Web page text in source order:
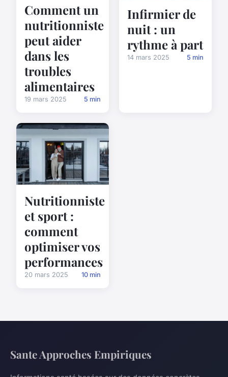
Comment un
nutritionniste
peut aider
dans les
troubles
alimentaires
19 mars 2025 5 min
Infirmier de
nuit : un
rythme à part
14 mars 2025 5 min
Nutritionniste
et sport :
comment
optimiser vos
performances
20 mars 2025 10 min
Sante Approches Empiriques